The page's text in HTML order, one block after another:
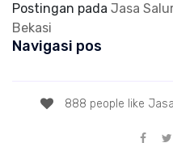
Postingan pada Jasa
Bekasi
Navigasi pos
888 people like